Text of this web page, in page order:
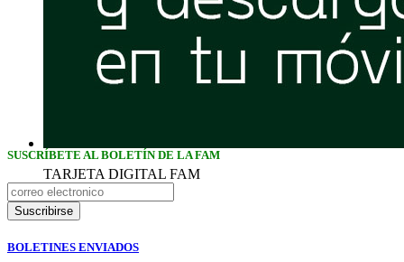
TARJETA DIGITAL FAM
SUSCRÍBETE AL BOLETÍN DE LA FAM
BOLETINES ENVIADOS